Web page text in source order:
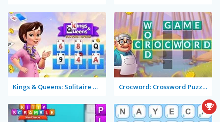
Kings & Queens: Solitaire Tripeaks Crocword: Crossword Puzzle Game